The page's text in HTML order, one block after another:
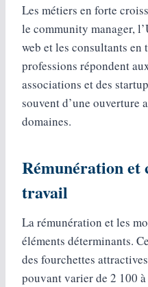
Les métiers en forte
le community manager,
web et les consultants
professions répondent
associations et des
souvent d’une ouverture
domaines.
Rémunération et
travail
La rémunération et les
éléments déterminants.
des fourchettes
pouvant varier de 2 100